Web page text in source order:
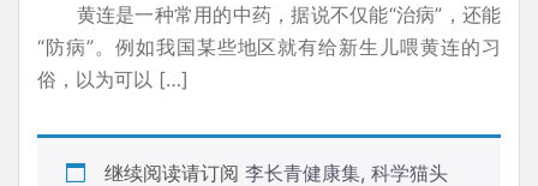
黄连是一种常用的中药，据说不仅能“治病”，还能
“防病”。例如我国某些地区就有给新生儿喂黄连的习
俗，以为可以 […]
继续阅读请订阅 李长青健康集, 科学猫头